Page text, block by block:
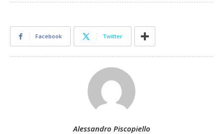
Facebook Twitter
Alessandro Piscopiello